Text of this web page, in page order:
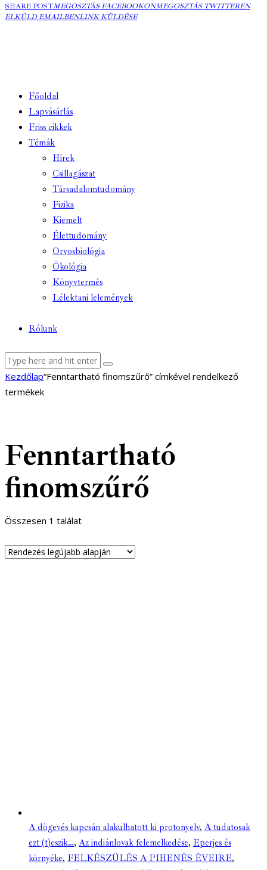
SHARE POSTMEGOSZTÁS
FACEBOOKON
MEGOSZTÁS FACEBOOKONMEGOSZTÁS
MEGOSZTÁS TWITTEREN
ELKÜLD EMAILBENCOPY
LINK KÜLDÉSE
Főoldal
Lapvásárlás
Friss cikkek
Témák
Hírek
Csillagászat
Társadalomtudomány
Fizika
Kiemelt
Élettudomány
Orvosbiológia
Ökológia
Könyvtermés
Lélektani lelemények
Rólunk
facebook-
1
youtube-
1
email
Kezdőlap“Fenntartható finomszűrő” címkével rendelkező
termékek
Fenntartható
finomszűrő
Összesen 1 találat
A dögevés kapcsán alakulhatott ki protonyelv, A tudatosak
ezt (t)eszik…, Az indiánlovak felemelkedése, Eperjes és
környéke, FELKÉSZÜLÉS A PIHENÉS ÉVEIRE,